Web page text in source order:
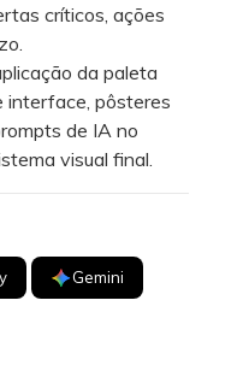
críticos, ações
da paleta
interface, pôsteres
de IA no
visual final.
Gemini